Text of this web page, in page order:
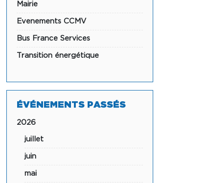
Mairie
Evenements CCMV
Bus France Services
Transition énergétique
ÉVÉNEMENTS PASSÉS
2026
juillet
juin
mai